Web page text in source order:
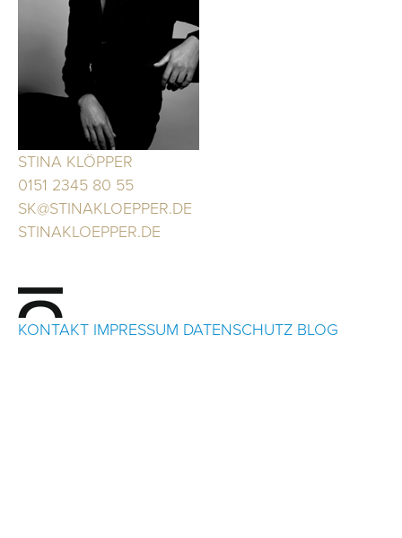
STINA KLÖPPER
0151 2345 80 55
SK@STINAKLOEPPER.DE
STINAKLOEPPER.DE
KONTAKT IMPRESSUM DATENSCHUTZ BLOG